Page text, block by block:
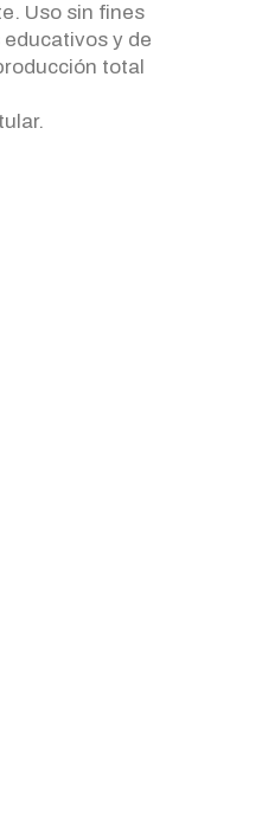
Uso sin fines
y de
total